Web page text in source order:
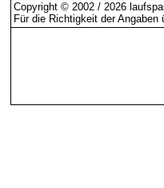
Copyright © 2002 / 2026
Für die Richtigkeit der